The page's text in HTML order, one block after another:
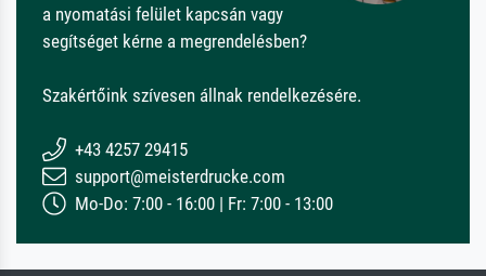
a nyomatási felület kapcsán vagy
segítséget kérne a megrendelésben?
Szakértőink szívesen állnak rendelkezésére.
+43 4257 29415
support@meisterdrucke.com
Mo-Do: 7:00 - 16:00 | Fr: 7:00 - 13:00